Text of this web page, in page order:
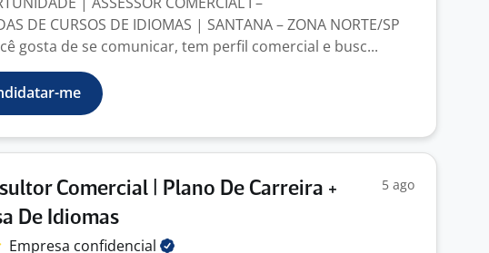
DE CURSOS DE IDIOMAS | SANTANA – ZONA NORTE/SP
gosta de se comunicar, tem perfil comercial e busc...
me
Comercial | Plano De Carreira +
De Idiomas
5 ago
Empresa confidencial